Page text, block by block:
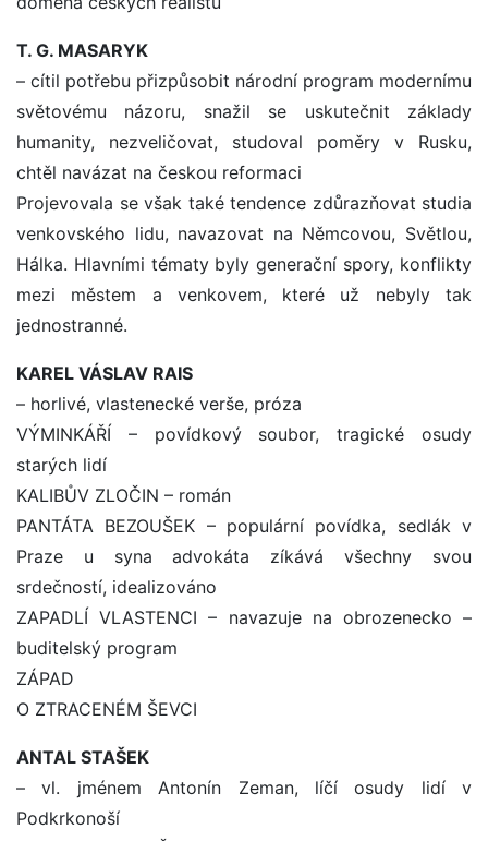
T. G. MASARYK
– cítil potřebu přizpůsobit národní program modernímu
světovému názoru, snažil se uskutečnit základy
humanity, nezveličovat, studoval poměry v Rusku,
chtěl navázat na českou reformaci
Projevovala se však také tendence zdůrazňovat studia
venkovského lidu, navazovat na Němcovou, Světlou,
Hálka. Hlavními tématy byly generační spory, konflikty
mezi městem a venkovem, které už nebyly tak
jednostranné.
KAREL VÁSLAV RAIS
– horlivé, vlastenecké verše, próza
VÝMINKÁŘÍ – povídkový soubor, tragické osudy
starých lidí
KALIBŮV ZLOČIN – román
PANTÁTA BEZOUŠEK – populární povídka, sedlák v
Praze u syna advokáta zíkává všechny svou
srdečností, idealizováno
ZAPADLÍ VLASTENCI – navazuje na obrozenecko –
buditelský program
ZÁPAD
O ZTRACENÉM ŠEVCI
ANTAL STAŠEK
– vl. jménem Antonín Zeman, líčí osudy lidí v
Podkrkonoší